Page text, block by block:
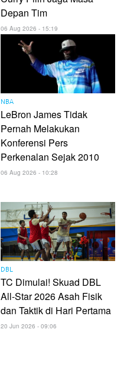
Depan Tim
06 Aug 2026 - 15:19
NBA
LeBron James Tidak
Pernah Melakukan
Konferensi Pers
Perkenalan Sejak 2010
06 Aug 2026 - 10:28
DBL
TC Dimulai! Skuad DBL
All-Star 2026 Asah Fisik
dan Taktik di Hari Pertama
20 Jun 2026 - 09:06